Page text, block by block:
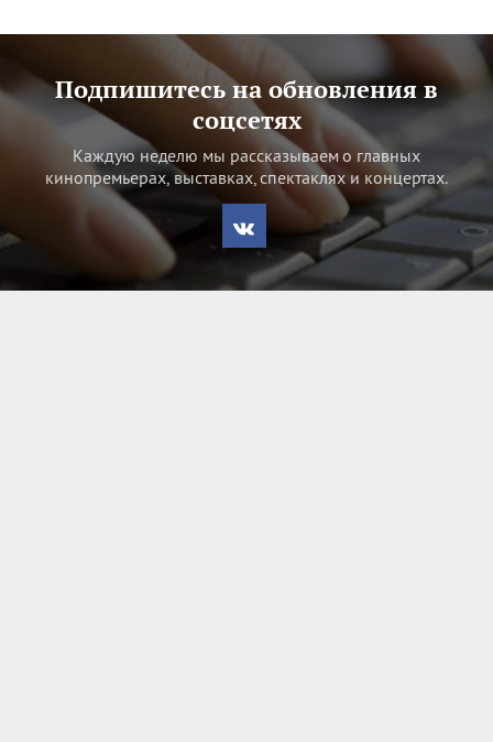
Подпишитесь на обновления в
соцсетях
Каждую неделю мы рассказываем о главных
кинопремьерах, выставках, спектаклях и концертах.